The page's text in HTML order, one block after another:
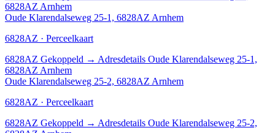
6828AZ Arnhem
Oude Klarendalseweg 25-1, 6828AZ Arnhem
6828AZ · Perceelkaart
6828AZ Gekoppeld → Adresdetails Oude Klarendalseweg 25-1,
6828AZ Arnhem
Oude Klarendalseweg 25-2, 6828AZ Arnhem
6828AZ · Perceelkaart
6828AZ Gekoppeld → Adresdetails Oude Klarendalseweg 25-2,